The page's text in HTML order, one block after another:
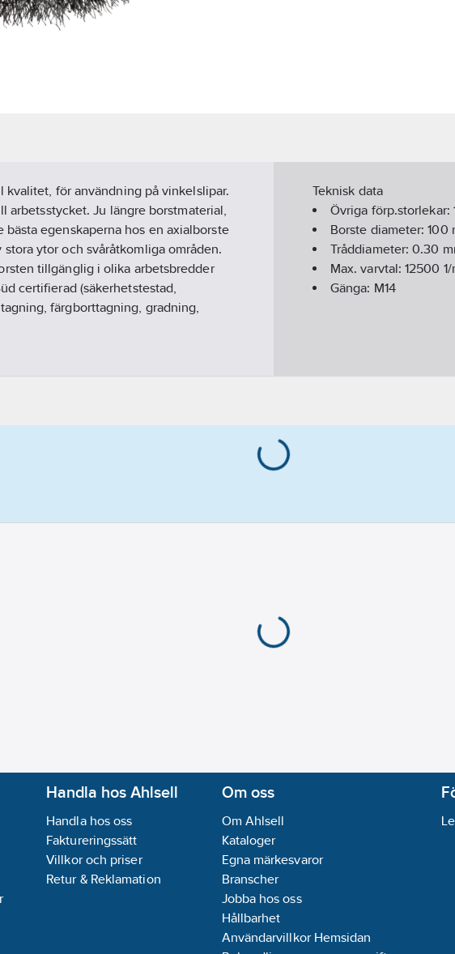
kvalitet, för användning på vinkelslipar.
arbetsstycket. Ju längre borstmaterial,
egenskaperna hos en axialborste
ytor och svåråtkomliga områden.
tillgänglig i olika arbetsbredder
certifierad (säkerhetstestad,
färgborttagning, gradning,
Teknisk data
Övriga förp.storlekar:
Borste diameter:100
Tråddiameter:0.30
Max. varvtal:12500
Gänga: M14
Handla hos Ahlsell
Handla hos oss
Faktureringssätt
Villkor och priser
Retur & Reklamation
Om oss
Om Ahlsell
Kataloger
Egna märkesvaror
Branscher
Jobba hos oss
Hållbarhet
Användarvillkor Hemsidan